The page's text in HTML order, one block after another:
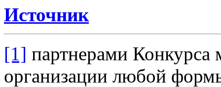
Источник
[1] партнерами Конкурса
организации любой